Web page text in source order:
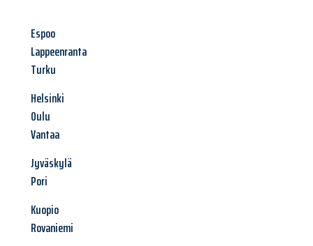
Espoo
Lappeenranta
Turku
Helsinki
Oulu
Vantaa
Jyväskylä
Pori
Kuopio
Rovaniemi